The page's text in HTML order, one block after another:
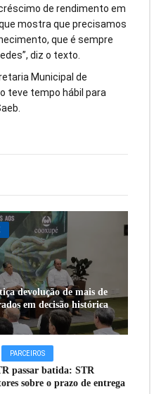
devolução de mais de
em decisão histórica
PARCEIROS
passar batida: STR
sobre o prazo de entrega
de rendimento em
mostra que precisamos
que é sempre
diz o texto.
Municipal de
teve tempo hábil para